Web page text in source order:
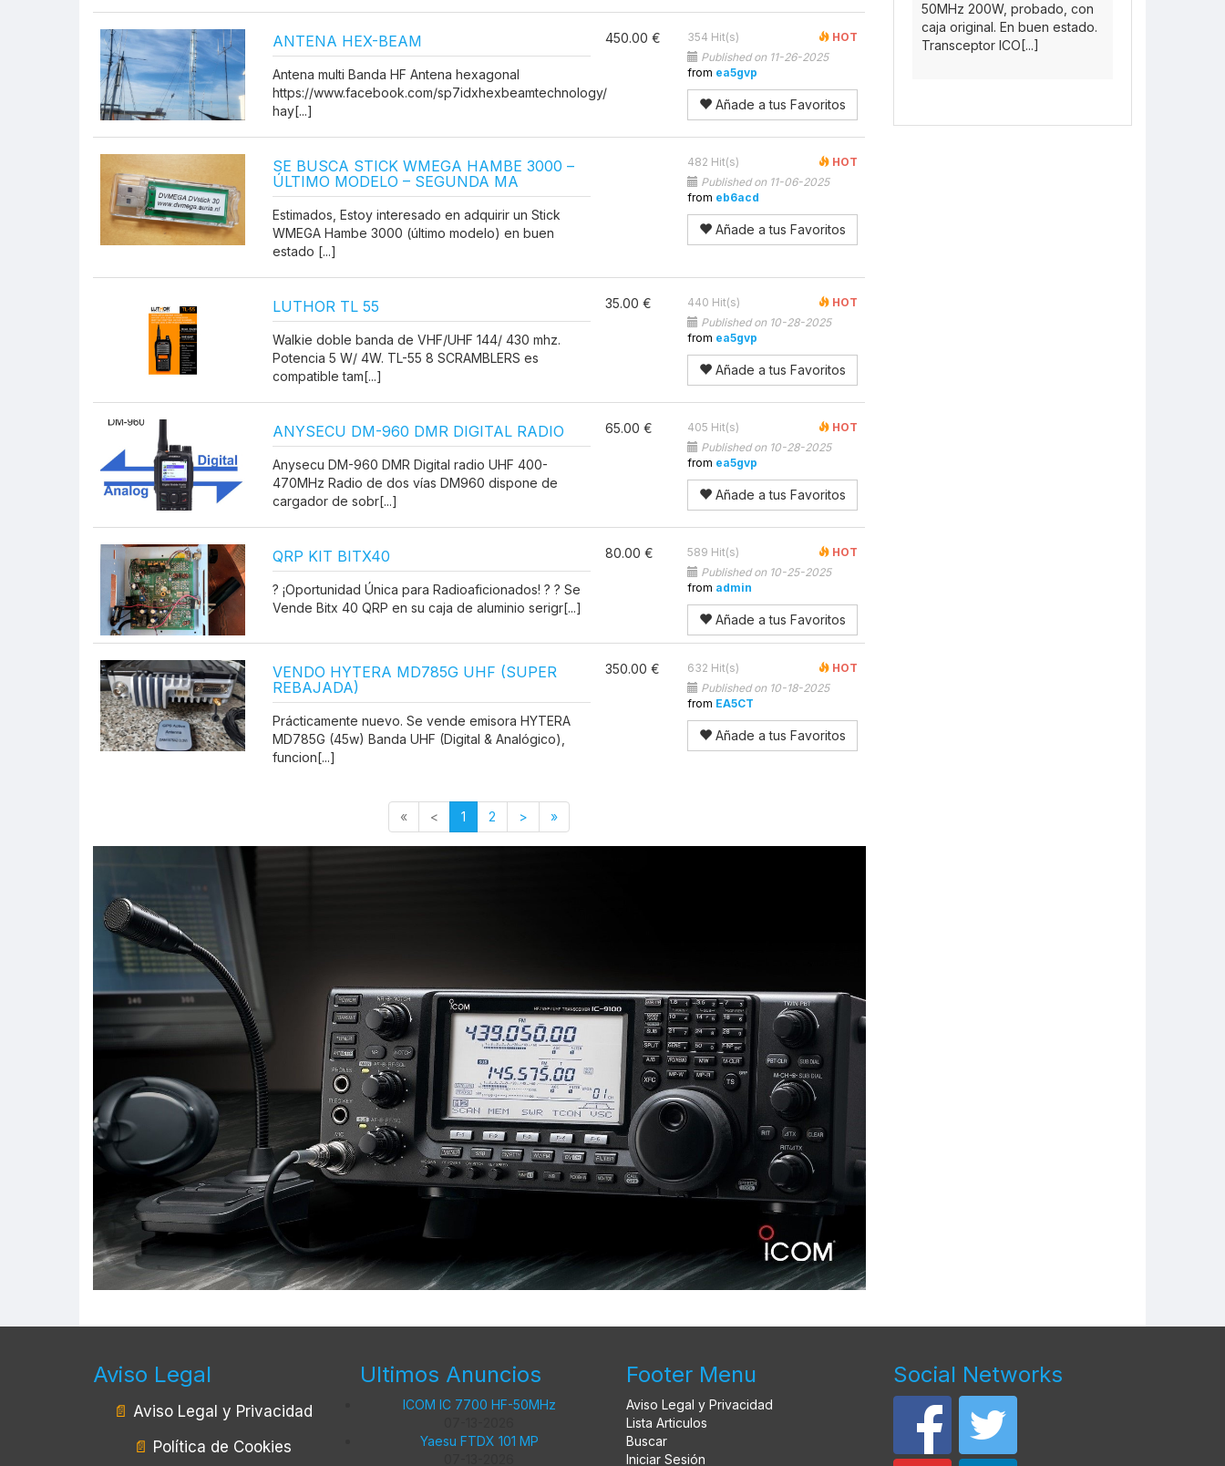
ANTENA HEX-BEAM
Antena multi Banda HF Antena hexagonal
https://www.facebook.com/sp7idxhexbeamtechnology/
hay[...]
450.00 € HOT
354 Hit(s)
Published on 11-26-2025
from ea5gvp
Añade a tus Favoritos
SE BUSCA STICK WMEGA HAMBE 3000 –
ÚLTIMO MODELO – SEGUNDA MA
Estimados, Estoy interesado en adquirir un Stick
WMEGA Hambe 3000 (último modelo) en buen
estado [...]
HOT
482 Hit(s)
Published on 11-06-2025
from eb6acd
Añade a tus Favoritos
LUTHOR TL 55
Walkie doble banda de VHF/UHF 144/ 430 mhz.
Potencia 5 W/ 4W. TL-55 8 SCRAMBLERS es
compatible tam[...]
35.00 € HOT
440 Hit(s)
Published on 10-28-2025
from ea5gvp
Añade a tus Favoritos
ANYSECU DM-960 DMR DIGITAL RADIO
Anysecu DM-960 DMR Digital radio UHF 400-
470MHz Radio de dos vías DM960 dispone de
cargador de sobr[...]
65.00 € HOT
405 Hit(s)
Published on 10-28-2025
from ea5gvp
Añade a tus Favoritos
QRP KIT BITX40
? ¡Oportunidad Única para Radioaficionados! ? ?️ Se
Vende Bitx 40 QRP en su caja de aluminio serigr[...]
80.00 € HOT
589 Hit(s)
Published on 10-25-2025
from admin
Añade a tus Favoritos
VENDO HYTERA MD785G UHF (SUPER
REBAJADA)
Prácticamente nuevo. Se vende emisora HYTERA
MD785G (45w) Banda UHF (Digital & Analógico),
funcion[...]
350.00 € HOT
632 Hit(s)
Published on 10-18-2025
from EA5CT
Añade a tus Favoritos
« < 1 2 > »
50MHz 200W, probado, con
caja original. En buen estado.
Transceptor ICO[...]
Aviso Legal
📄 Aviso Legal y Privacidad
📄 Política de Cookies
Ultimos Anuncios
ICOM IC 7700 HF-50MHz
Yaesu FTDX 101 MP
Footer Menu
Aviso Legal y Privacidad
Lista Articulos
Buscar
Iniciar Sesión
Social Networks